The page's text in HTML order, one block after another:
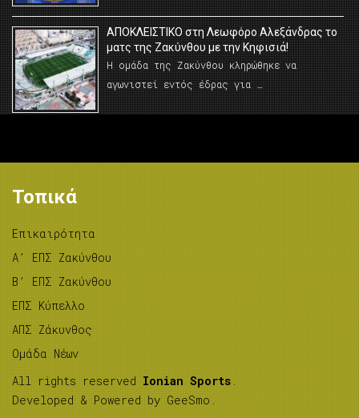
AΠΟΚΛΕΙΣΤΙΚΟ στη Λεωφόρο Αλεξάνδρας το
ματς της Ζακύνθου με την Κηφισιά!
Η ομάδα της Ζακύνθου κληρώθηκε να
αγωνιστεί εντός έδρας για …
Τοπικά
Επικαιρότητα
A’ ΕΠΣ Ζακύνθου
B’ ΕΠΣ Ζακύνθου
ΕΠΣ Κύπελλο
ΑΠΣ Ζάκυνθος
Ομάδα Νέων
All rights reserved Ionian Sports .
Developed & Powered by GeeSmo .